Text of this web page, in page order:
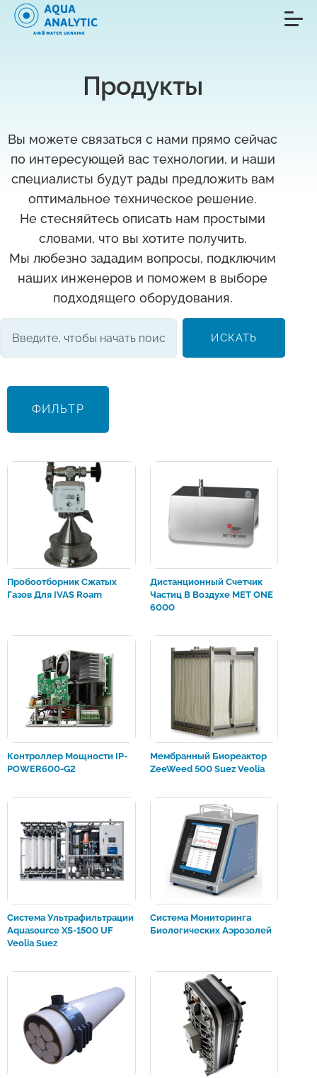
Продукты
Вы можете связаться с нами прямо сейчас
по интересующей вас технологии, и наши
специалисты будут рады предложить вам
оптимальное техническое решение.
Не стесняйтесь описать нам простыми
словами, что вы хотите получить.
Мы любезно зададим вопросы, подключим
наших инженеров и поможем в выборе
подходящего оборудования.
ИСКАТЬ
ФИЛЬТР
Пробоотборник Сжатых
Газов Для IVAS Roam
Дистанционный Счетчик
Частиц В Воздухе MET ONE
6000
Контроллер Мощности IP-
POWER600-G2
Мембранный Биореактор
ZeeWeed 500 Suez Veolia
Система Ультрафильтрации
Aquasource XS-1500 UF
Veolia Suez
Система Мониторинга
Биологических Аэрозолей